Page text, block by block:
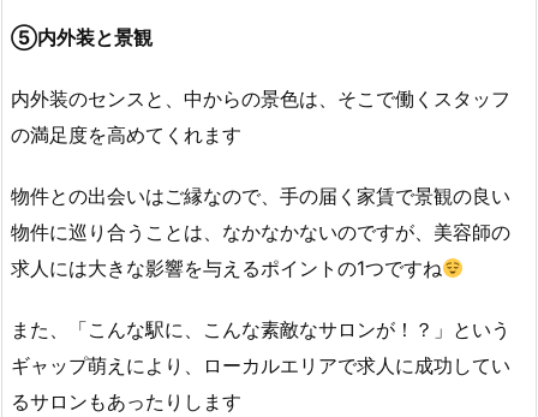
⑤内外装と景観
内外装のセンスと、中からの景色は、そこで働くスタッフ
の満足度を高めてくれます
物件との出会いはご縁なので、手の届く家賃で景観の良い
物件に巡り合うことは、なかなかないのですが、美容師の
求人には大きな影響を与えるポイントの1つですね
また、「こんな駅に、こんな素敵なサロンが！？」という
ギャップ萌えにより、ローカルエリアで求人に成功してい
るサロンもあったりします